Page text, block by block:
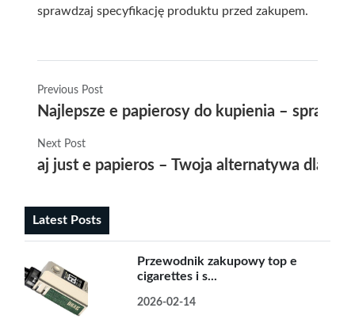
sprawdzaj specyfikację produktu przed zakupem.
Previous Post
Najlepsze e papierosy do kupienia –
Next Post
aj just e papieros – Twoja alternatywa dla
Latest Posts
Przewodnik zakupowy top e
cigarettes i s...
2026-02-14